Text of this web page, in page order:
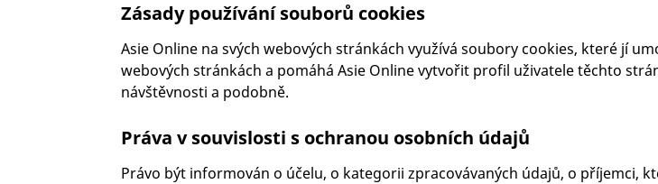
Zásady používání souborů cookies
Asie Online na svých webových stránkách využívá soubory cookies, které jí
webových stránkách a pomáhá Asie Online vytvořit profil uživatele těchto
návštěvnosti a podobně.
Práva v souvislosti s ochranou osobních údajů
Právo být informován o účelu, o kategorii zpracovávaných údajů, o příjemci,